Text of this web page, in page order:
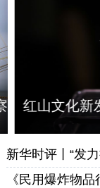
红山文化新
新华时评丨“发
《民用爆炸物